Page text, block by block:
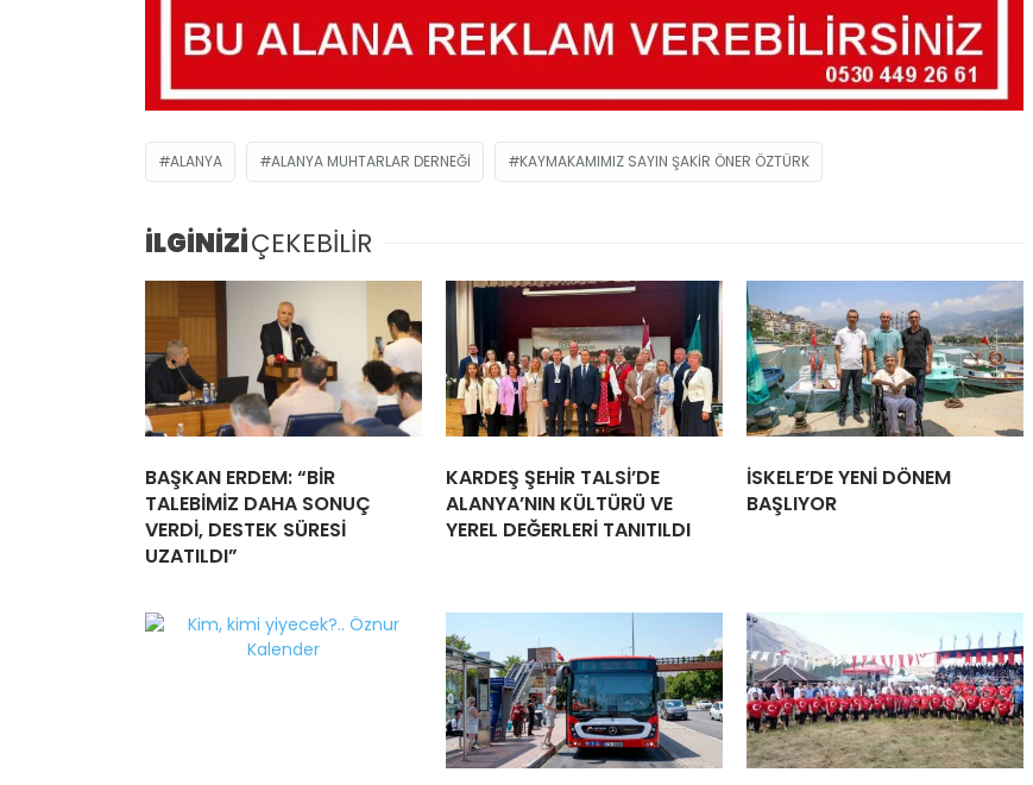
ALANYA ALANYA MUHTARLAR DERNEĞI ​KAYMAKAMIMIZ SAYIN ŞAKIR ÖNER ÖZTÜRK
İLGİNİZİÇEKEBİLİR
BAŞKAN ERDEM: “BİR
TALEBİMİZ DAHA SONUÇ
VERDİ, DESTEK SÜRESİ
UZATILDI”
KARDEŞ ŞEHİR TALSİ’DE
ALANYA’NIN KÜLTÜRÜ VE
YEREL DEĞERLERİ TANITILDI
İSKELE’DE YENİ DÖNEM
BAŞLIYOR